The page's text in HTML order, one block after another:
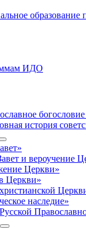
образование
ИДО
история
и вероучение
Церкви»
Церкви»
наследие»